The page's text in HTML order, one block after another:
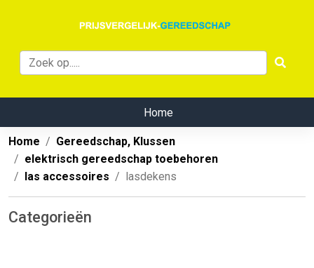
Home
Home
Gereedschap, Klussen
elektrisch gereedschap toebehoren
las accessoires
lasdekens
Categorieën